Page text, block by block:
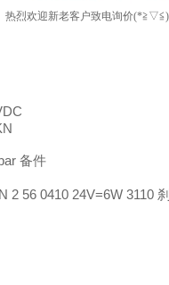
热烈欢迎新老客户致电询价(*≧▽≦)
备件
2 56 0410 24V=6W 3110